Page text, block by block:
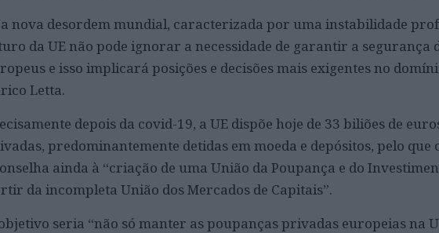
nova desordem mundial, caracterizada por uma instabilidade
da UE não pode ignorar a necessidade de garantir a segurança
e isso implicará posições e decisões mais exigentes no
Letta.
depois da covid-19, a UE dispõe hoje de 33 biliões de
predominantemente detidas em moeda e depósitos, pelo que
ainda à “criação de uma União da Poupança e do
da incompleta União dos Mercados de Capitais”.
seria “não só manter as poupanças privadas europeias na